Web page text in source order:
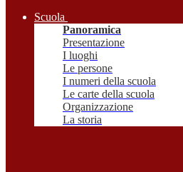
Scuola
Panoramica
Presentazione
I luoghi
Le persone
I numeri della scuola
Le carte della scuola
Organizzazione
La storia